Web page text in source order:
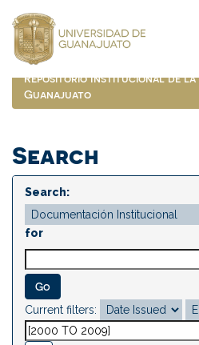
navigation
Repositorio Institucional de la
Guanajuato
Search
Search:
for
Current filters: